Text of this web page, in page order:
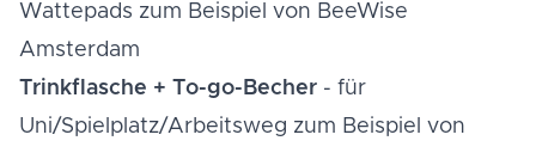
Wattepads zum Beispiel von BeeWise
Amsterdam
Trinkflasche + To-go-Becher - für
Uni/Spielplatz/Arbeitsweg zum Beispiel von